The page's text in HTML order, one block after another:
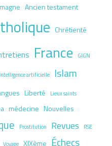
Ancien testament
Chrétienté
France GIGN
Intelligence artificielle Islam
Liberté Lieux saints
médecine Nouvelles
Prostitution Revues RSE
Voyage XIXème Échecs